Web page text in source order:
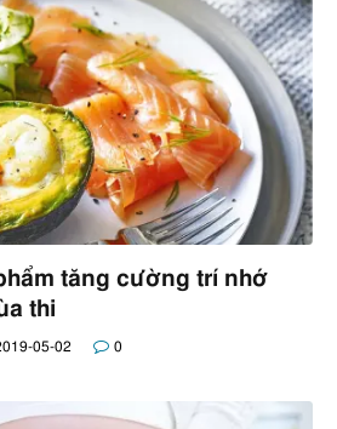
tăng cường trí nhớ
thi
05-02 0